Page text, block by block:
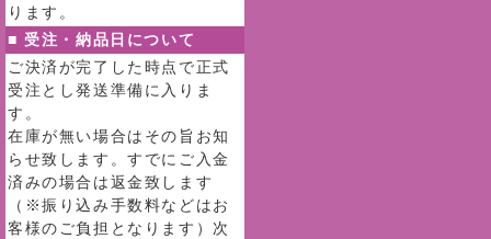
ります。
■ 受注・納品日について
ご決済が完了した時点で正式
受注とし発送準備に入りま
す。
在庫が無い場合はその旨お知
らせ致します。すでにご入金
済みの場合は返金致します
（※振り込み手数料などはお
客様のご負担となります）次